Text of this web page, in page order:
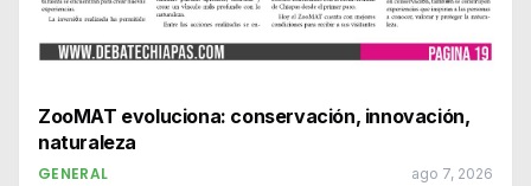
ZooMAT evoluciona: conservación, innovación,
naturaleza
GENERAL ago 7, 2026